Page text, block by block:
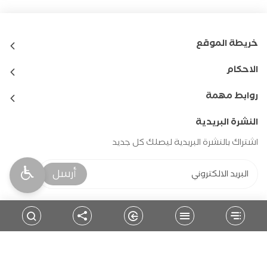
خريطة الموقع
الاحكام
روابط مهمة
النشرة البريدية
اشتراك بالنشرة البريدية ليصلك كل جديد
أرسل
حمل التطبيق